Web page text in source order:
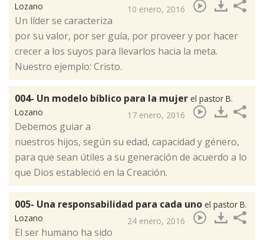
Lozano
10 enero, 2016
​Un líder se caracteriza
por su valor, por ser guía, por proveer y por hacer
crecer a los suyos para llevarlos hacia la meta.
Nuestro ejemplo: Cristo.
004- Un modelo bíblico para la mujer el pastor B.
Lozano
17 enero, 2016
​Debemos guiar a
nuestros hijos, según su edad, capacidad y género,
para que sean útiles a su generación de acuerdo a lo
que Dios estableció en la Creación.
005- Una responsabilidad para cada uno el pastor B.
Lozano
24 enero, 2016
​El ser humano ha sido